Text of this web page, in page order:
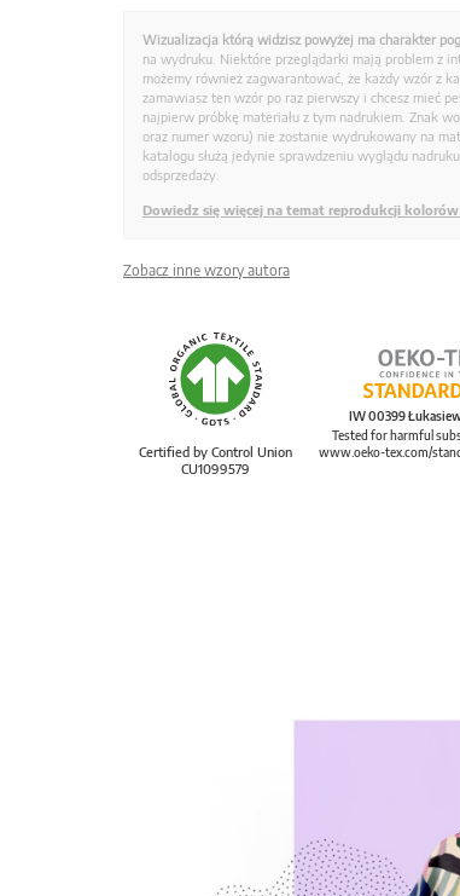
Wizualizacja którą widzisz powyżej ma charakter
na wydruku. Niektóre przeglądarki mają problem z
możemy również zagwarantować, że każdy wzór z
zamawiasz ten wzór po raz pierwszy i chcesz mieć
najpierw próbkę materiału z tym nadrukiem. Znak
oraz numer wzoru) nie zostanie wydrukowany na
katalogu służą jedynie sprawdzeniu wyglądu
odsprzedaży.
Dowiedz się więcej na temat reprodukcji
Zobacz inne wzory autora
Certified by Control Union
CU1099579
IW 00399
Tested for harmful
www.oeko-tex.com/